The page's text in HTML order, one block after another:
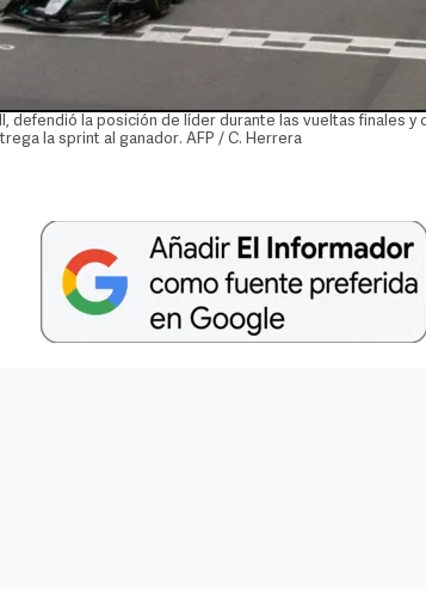
defendió la posición de líder durante las vueltas finales y
la sprint al ganador. AFP / C. Herrera